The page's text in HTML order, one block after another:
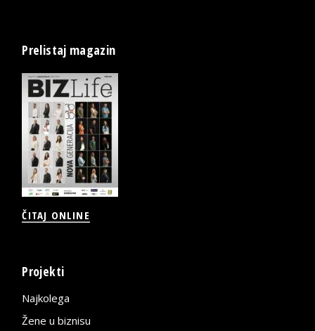
Prelistaj magazin
ČITAJ ONLINE
Projekti
Najkolega
Žene u biznisu